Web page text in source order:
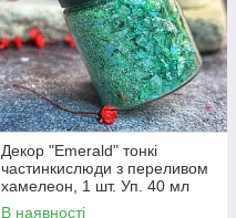
Декор "Emerald" тонкі
частинкислюди з переливом
хамелеон, 1 шт. Уп. 40 мл
В наявності